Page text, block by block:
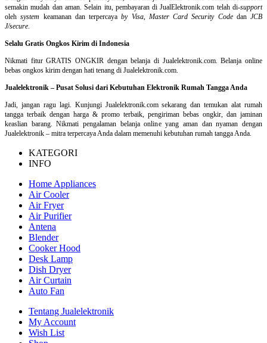
semakin mudah dan aman. Selain itu, pembayaran di JualElektronik.com telah di-support
olehsystem keamanan dan terpercayaby Visa, Master Card Security Codedan JCB
J/secure
Selalu Gratis Ongkos Kirim di Indonesia
Nikmati fitur GRATIS ONGKIR dengan belanja di Jualelektronik.com. Belanja online
bebas ongkos kirim dengan hati tenang di Jualelektronik.com.
Jualelektronik – Pusat Solusi dari Kebutuhan Elektronik Rumah Tangga Anda
Jadi, jangan ragu lagi. Kunjungi Jualelektronik.com sekarang dan temukan alat rumah
tangga terbaik dengan harga & promo terbaik, pengiriman bebas ongkir, dan jaminan
keaslian barang. Nikmati pengalaman belanja online yang aman dan nyaman dengan
Jualelektronik – mitra terpercaya Anda dalam memenuhi kebutuhan rumah tangga Anda.
KATEGORI
INFO
Home Appliances
Air Cooler
Air Fryer
Air Purifier
Antena
Blender
Cooker Hood
Desk Lamp
Dish Dryer
Air Curtain
Auto Fan
Tentang Jualelektronik
My Account
Wish List